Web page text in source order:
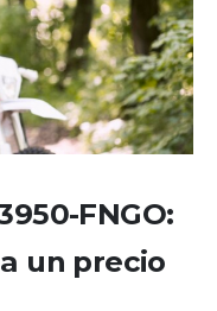
FNGO:
un precio